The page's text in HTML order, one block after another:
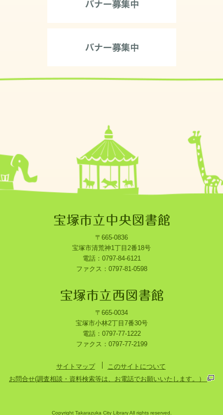
〒665-0836
宝塚市清荒神1丁目2番18号
電話：0797-84-6121
ファクス：0797-81-0598
〒665-0034
宝塚市小林2丁目7番30号
電話：0797-77-1222
ファクス：0797-77-2199
サイトマップ
このサイトについて
お問合せ(調査相談・資料検索等は、お電話でお願いいたします。）
Copyright Takarazuka City Library All rights reserved.